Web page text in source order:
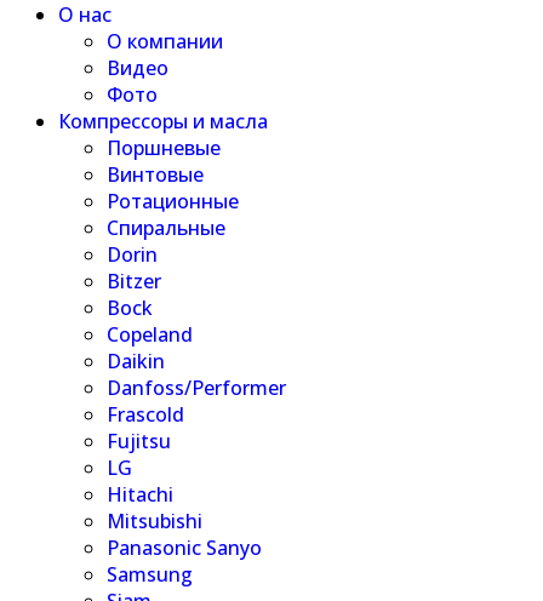
О нас
О компании
Видео
Фото
Компрессоры и масла
Поршневые
Винтовые
Ротационные
Спиральные
Dorin
Bitzer
Bock
Copeland
Daikin
Danfoss/Performer
Frascold
Fujitsu
LG
Hitachi
Mitsubishi
Panasonic Sanyo
Samsung